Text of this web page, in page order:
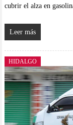
cubrir el alza en
Leer más
HIDALGO